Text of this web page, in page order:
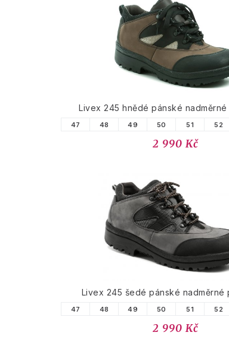
PODOBNÉ
Livex 245 hnědé pánské
47 48 49 50 51 52
2 990 Kč
Livex 245 šedé pánské nadměrné
47 48 49 50 51 52
2 990 Kč